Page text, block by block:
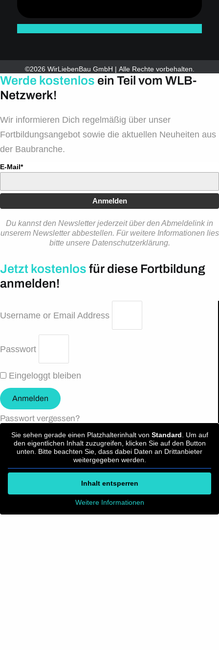
©2026 WirLiebenBau GmbH | Alle Rechte vorbehalten.
Werde kostenlos ein Teil vom WLB-
Netzwerk!
Wir informieren Dich regelmäßig über unser
Fortbildungsangebot sowie die aktuellen Neuheiten aus
der Baubranche.
E-Mail*
Anmelden
Du kannst den Newsletter jederzeit über den Abmeldelink in
unserem Newsletter abbestellen. Für weitere Informationen lies
bitte unsere Datenschutzerklärung.
Jetzt kostenlos für diese Fortbildung
anmelden!
Username or Email Address
Passwort
Eingeloggt bleiben
Anmelden
Passwort vergessen?
Sie sehen gerade einen Platzhalterinhalt von Standard. Um auf
den eigentlichen Inhalt zuzugreifen, klicken Sie auf den Button
unten. Bitte beachten Sie, dass dabei Daten an Drittanbieter
weitergegeben werden.
Inhalt entsperren
Weitere Informationen